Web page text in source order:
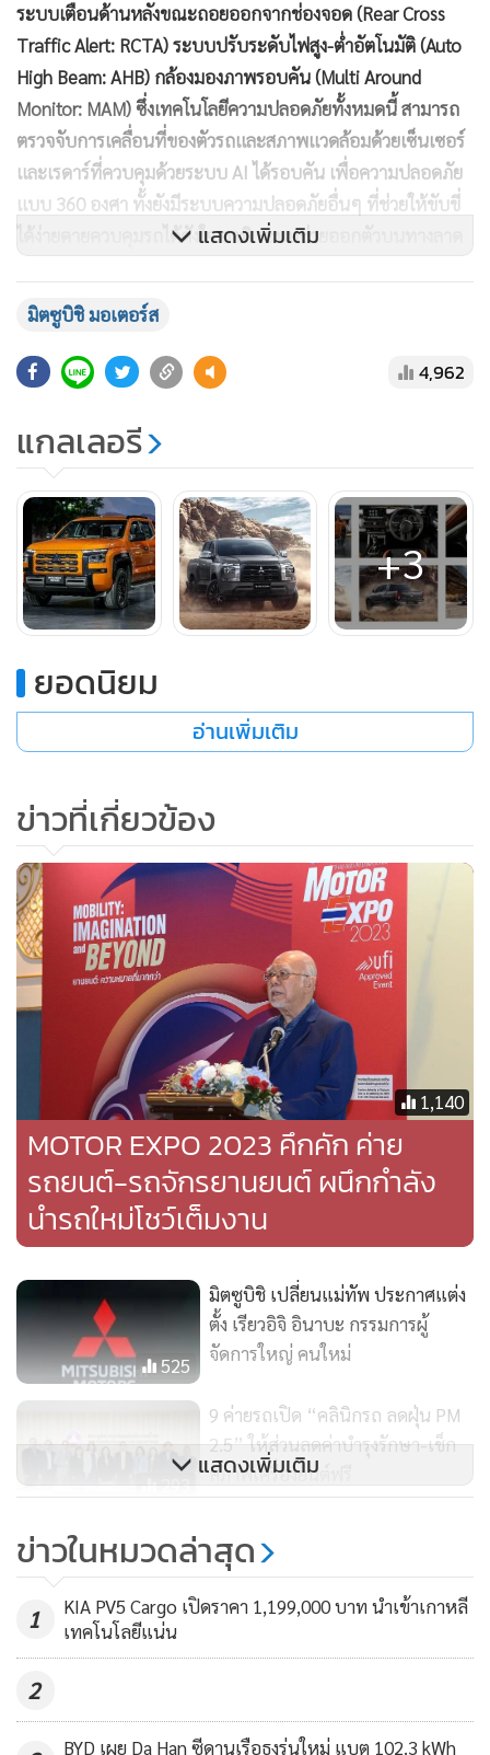
ระบบเตือนด้านหลังขณะถอยออกจากช่องจอด (Rear Cross
Traffic Alert: RCTA) ระบบปรับระดับไฟสูง-ต่ำอัตโนมัติ (Auto
High Beam: AHB) กล้องมองภาพรอบคัน (Multi Around
Monitor: MAM) ซึ่งเทคโนโลยีความปลอดภัยทั้งหมดนี้ สามารถ
ตรวจจับการเคลื่อนที่ของตัวรถและสภาพแวดล้อมด้วยเซ็นเซอร์
และเรดาร์ที่ควบคุมด้วยระบบ AI ได้รอบคัน เพื่อความปลอดภัย
แบบ 360 องศา ทั้งยังมีระบบความปลอดภัยอื่นๆ ที่ช่วยให้ขับขี่
ได้ง่ายดายควบคุมรถได้ดังใจ อาทิ ระบบช่วยออกตัวบนทางลาด
Descent Control: HDC) ระบบป้องกันล้อล็อกขณะเบรก (ABS)
ระบบกระจายแรงดันน้ำมันเบรกแบบอิเล็กทรอนิกส์ (EBD)
ระบบเสริมแรงเบรก (BA) ระบบควบคุมเสถียรภาพการทรงตัว
(ASC) ระบบป้องกันการลื่นไถล (TCL) ระบบลิมิเต็ดสลิปที่เฟือง
ท้ายแบบควบคุมด้วยเบรก (Active LSD) เสริมด้วยถุงลมนิรภัย 7
ตำแหน่ง
นอกจากนี้ ออล-นิว มิตซูบิชิ ไทรทัน แอทลีท ยังมาพร้อมกับ
เครื่องยนต์ “ไฮเปอร์พาวเวอร์ เอ็กซ์ทู” (Hyper Power X2) ซึ่งมี
ระบบเทอร์โบสองสเตจ (Two-stage Turbocharger) และระบบ
พวงมาลัยเพาเวอร์แบบไฟฟ้า (Electric Power Steering: EPS)
ช่วยให้ขับขี่คล่องตัว ควบคุมได้ดังใจ โดยคุณสมบัติอันโดดเด่น
ทั้งหมดนี้เพียบพร้อมอยู่ใน ออล-นิว มิตซูบิชิ ไทรทัน แอทลีท ซึ่ง
มีสีตัวถังให้เลือก 4 สี คือ สีดำ Jet Black Mica สีเทา Graphite
แสดงเพิ่มเติม
มิตซูบิชิ มอเตอร์ส
4,962
แกลเลอรี
+3
ยอดนิยม
อ่านเพิ่มเติม
ข่าวที่เกี่ยวข้อง
1,140
MOTOR EXPO 2023 คึกคัก ค่าย
รถยนต์-รถจักรยานยนต์ ผนึกกำลัง
นำรถใหม่โชว์เต็มงาน
525
มิตซูบิชิ เปลี่ยนแม่ทัพ ประกาศแต่ง
ตั้ง เรียวอิจิ อินาบะ กรรมการผู้
จัดการใหญ่ คนใหม่
293
9 ค่ายรถเปิด “คลินิกรถ ลดฝุ่น PM
2.5” ให้ส่วนลดค่าบำรุงรักษา-เช็ก
สภาพเครื่องยนต์ฟรี
6,981
เวอร์ชันไทยก่อนขายจริงพฤศจิกายน
แสดงเพิ่มเติม
ข่าวในหมวดล่าสุด
1
KIA PV5 Cargo เปิดราคา 1,199,000 บาท นำเข้าเกาหลี
เทคโนโลยีแน่น
2
BYD เผย Da Han ซีดานเรือธงรุ่นใหม่ แบต 102.3 kWh